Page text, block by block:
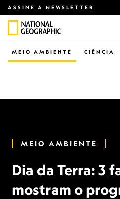
ASSINE A NEWSLETTER
CIÊNCIA
MEIO AMBIENTE
MEIO AMBIENTE
Dia da Terra: 3
mostram o